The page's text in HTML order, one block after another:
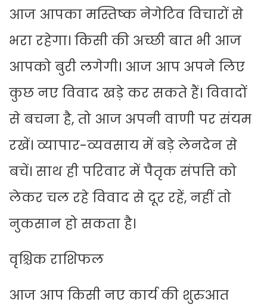
आज आपका मस्तिष्क नेगेटिव विचारों से
भरा रहेगा। किसी की अच्छी बात भी आज
आपको बुरी लगेगी। आज आप अपने लिए
कुछ नए विवाद खड़े कर सकते हैं। विवादों
से बचना है, तो आज अपनी वाणी पर संयम
रखें। व्यापार-व्यवसाय में बड़े लेनदेन से
बचें। साथ ही परिवार में पैतृक संपत्ति को
लेकर चल रहे विवाद से दूर रहें, नहीं तो
नुकसान हो सकता है।
वृश्चिक राशिफल
आज आप किसी नए कार्य की शुरुआत